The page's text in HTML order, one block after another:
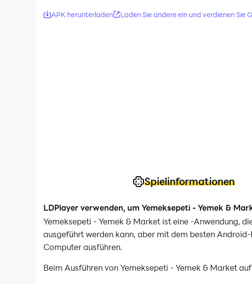
APK herunterladen Laden Sie andere ein und verdienen Sie
Spielinformationen
LDPlayer verwenden, um Yemeksepeti - Yemek &
Yemeksepeti - Yemek & Market ist eine -Anwendung,
ausgeführt werden kann, aber mit dem besten
Computer ausführen.
Beim Ausführen von Yemeksepeti - Yemek & Market
Anwendungen mit Maus und Tastatur ist viel schneller